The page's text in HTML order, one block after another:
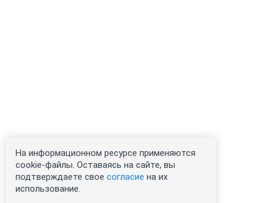
На информационном ресурсе применяются
cookie-файлы. Оставаясь на сайте, вы
подтверждаете свое согласие на их
использование.